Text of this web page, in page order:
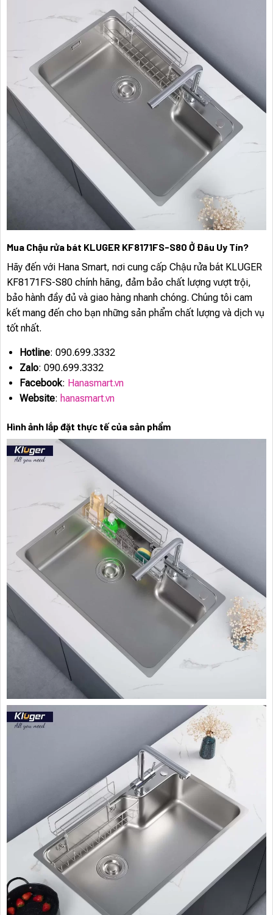
Mua Chậu rửa bát KLUGER KF8171FS-S80 Ở Đâu Uy Tín?
Hãy đến với Hana Smart, nơi cung cấp Chậu rửa bát KLUGER
KF8171FS-S80 chính hãng, đảm bảo chất lượng vượt trội,
bảo hành đầy đủ và giao hàng nhanh chóng. Chúng tôi cam
kết mang đến cho bạn những sản phẩm chất lượng và dịch vụ
tốt nhất.
Hotline: 090.699.3332
Zalo: 090.699.3332
Facebook: Hanasmart.vn
Website: hanasmart.vn
Hình ảnh lắp đặt thực tế của sản phẩm